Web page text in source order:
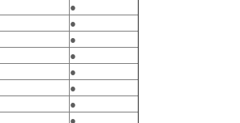
●
●
●
●
●
●
●
●